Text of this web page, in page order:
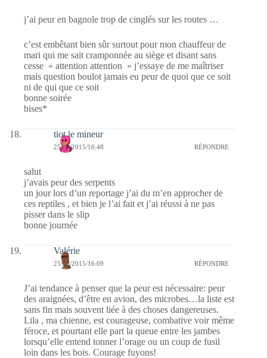
j’ai peur en bagnole trop de cinglés sur les routes …
c’est embêtant bien sûr surtout pour mon chauffeur de
mari qui me sait cramponnée au siège et disant sans
cesse » attention attention » j’essaye de me maîtriser
mais question boulot jamais eu peur de quoi que ce soit
ni de qui que ce soit
bonne soirée
bises*
tiot le mineur
25/08/2015/16:48 RÉPONDRE
salut
j’avais peur des serpents
un jour lors d’un reportage j’ai du m’en approcher de
ces reptiles , et bien je l’ai fait et j’ai réussi à ne pas
pisser dans le slip
bonne journée
Valérie
25/08/2015/16:09 RÉPONDRE
J’ai tendance à penser que la peur est nécessaire: peur
des araignées, d’être en avion, des microbes…la liste est
sans fin mais souvent liée à des choses dangereuses.
Lila , ma chienne, est courageuse, combative voir même
féroce, et pourtant elle part la queue entre les jambes
lorsqu’elle entend tonner l’orage ou un coup de fusil
loin dans les bois. Courage fuyons!